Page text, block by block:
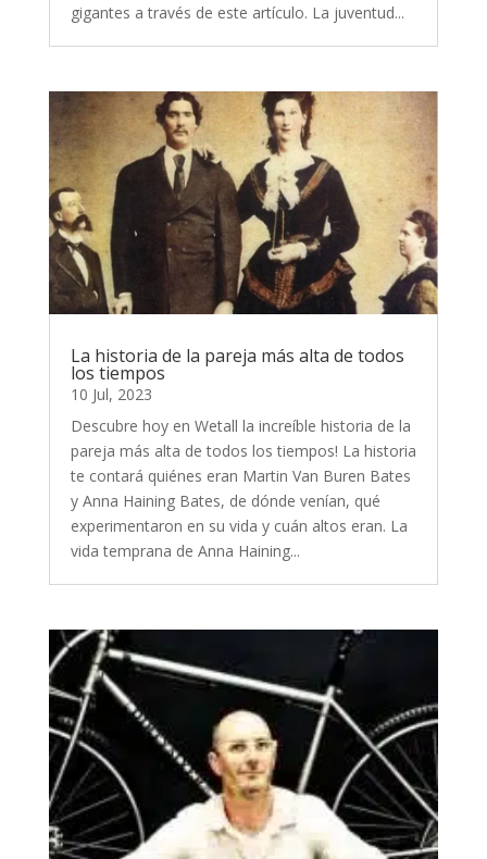
gigantes a través de este artículo. La juventud...
La historia de la pareja más alta de todos
los tiempos
10 Jul, 2023
Descubre hoy en Wetall la increíble historia de la
pareja más alta de todos los tiempos! La historia
te contará quiénes eran Martin Van Buren Bates
y Anna Haining Bates, de dónde venían, qué
experimentaron en su vida y cuán altos eran. La
vida temprana de Anna Haining...